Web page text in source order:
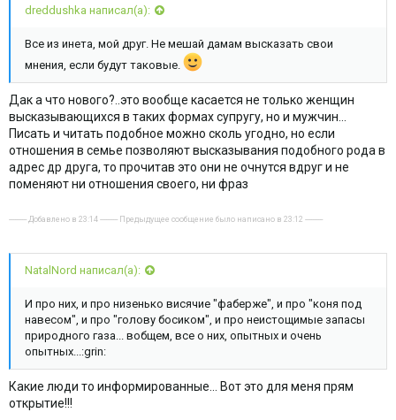
dreddushka написал(а):
Все из инета, мой друг. Не мешай дамам высказать свои
мнения, если будут таковые.
Дак а что нового?..это вообще касается не только женщин
высказывающихся в таких формах супругу, но и мужчин...
Писать и читать подобное можно сколь угодно, но если
отношения в семье позволяют высказывания подобного рода в
адрес др друга, то прочитав это они не очнутся вдруг и не
поменяют ни отношения своего, ни фраз
---------- Добавлено в 23:14 ---------- Предыдущее сообщение было написано в 23:12 ----------
NatalNord написал(а):
И про них, и про низенько висячие "фаберже", и про "коня под
навесом", и про "голову босиком", и про неистощимые запасы
природного газа... вобщем, все о них, опытных и очень
опытных...:grin:
Какие люди то информированные... Вот это для меня прям
открытие!!!